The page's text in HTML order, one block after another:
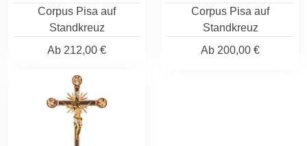
Corpus Pisa auf
Standkreuz
Ab 212,00 €
Corpus Pisa auf
Standkreuz
Ab 200,00 €